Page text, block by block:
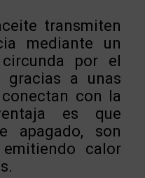
transmiten
mediante un
por el
gracias a unas
con la
es que
apagado, son
calor